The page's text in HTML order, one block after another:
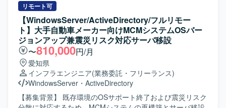
める方を求めております。 顧客や関係者と円滑にコミュニ
ケーションを取りながら技術的な議論や説明ができ、レビ
ューを通じて品質向上に貢献いただける方が望ましいで
す。 チーム内の方針に沿いながらも、自ら課題を見つけ解
決に向けて行動できる方に適したポジションです。 【ポジ
ションの魅力】 エンタープライズ規模の総合商社向け
Azure基盤プロジェクトに参画し、ネットワーク、セキュリ
ティ、権限管理、ガバナンスといった基盤領域を包括的に
経験できる環境です。 IaCを前提とした設計・構築スタイル
のもとで、BicepやARM Template、Terraformなどのモダン
な技術要素を活用しながら、Azure Landing ZoneやAzure
ドキュメントの整備、運用改善に向けた提案および設計へ
の反映などを想定しております。具体的な作業内容の詳細
は面談時にお話しいたします。 【求める人物像】 関係者と
円滑にコミュニケーションを取りながら業務を進められる
方を求めております。既存のルールを踏まえつつ、自ら課
題を見つけて改善提案ができる主体性のある方ですと望ま
しいです。 【ポジションの魅力】 公営競技という大規模な
サービスを支えるインフラ運用設計に携わることができ、
運用設計のノウハウやベストプラクティスを蓄積していけ
る環境です。長期的な参画を通じて、運用改善の効果を中
リモート可
【WindowsServer/ActiveDirectory/フルリモー
ト】大手自動車メーカー向けMCMシステムOSバー
ジョンアップ兼震災リスク対応サーバ移設
〜810,000円/月
愛知県
インフラエンジニア(業務委託・フリーランス)
WindowsServer ・ ActiveDirectory
【募集背景】 既存環境のOSサポート終了および震災リスク